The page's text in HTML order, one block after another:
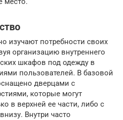
изучают потребности своих
организацию внутреннего
шкафов под одежду в
пользователей. В базовой
дверцами с
которые могут
в верхней ее части, либо с
Внутри часто